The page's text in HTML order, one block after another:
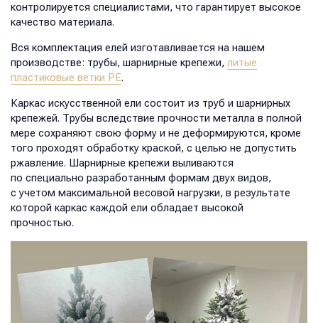
контролируется специалистами, что гарантирует высокое
качество материала.
Вся комплектация елей изготавливается на нашем
производстве: трубы, шарнирные крепежи, литые
пластиковые ветки PE.
Каркас искусственной ели состоит из труб и шарнирных
крепежей. Трубы вследствие прочности металла в полной
мере сохраняют свою форму и не деформируются, кроме
того проходят обработку краской, с целью не допустить
ржавление. Шарнирные крепежи выливаются
по специально разработанным формам двух видов,
с учетом максимальной весовой нагрузки, в результате
которой каркас каждой ели обладает высокой
прочностью.